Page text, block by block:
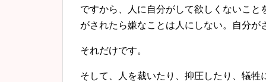
ですから、人に自分がして欲しくないこ
がされたら嫌なことは人にしない。自分が
それだけです。
そして、人を裁いたり、抑圧したり、犠